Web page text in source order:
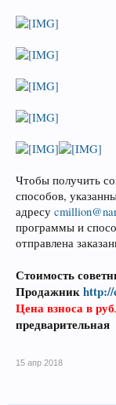
Чтобы получить
способов,
адресу
программы и
отправлена
Стоимость
Продажник
Цена взноса в
предварительная
15 апр 2018